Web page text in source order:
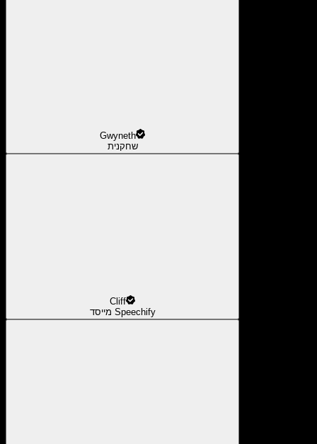
Gwyneth
שחקנית
Cliff
מייסד Speechify